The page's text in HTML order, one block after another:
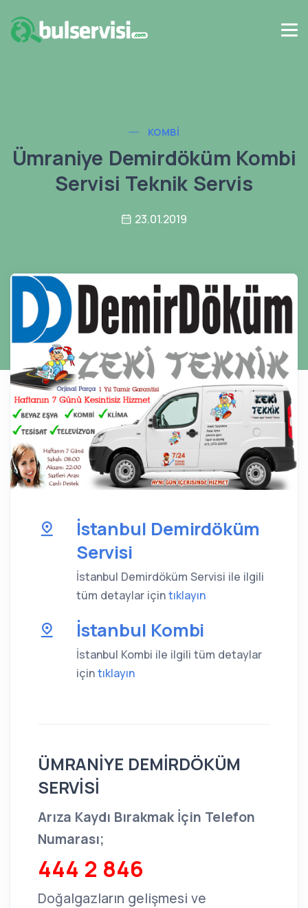
KOMBI
Ümraniye Demirdöküm Kombi
Servisi Teknik Servis
23.01.2019
İstanbul Demirdöküm
Servisi
İstanbul Demirdöküm Servisi ile ilgili
tüm detaylar içintıklayın
İstanbul Kombi
İstanbul Kombi ile ilgili tüm detaylar
içintıklayın
ÜMRANİYE DEMİRDÖKÜM
SERVİSİ
Arıza Kaydı Bırakmak İçin Telefon
Numarası;
444 2 846
Doğalgazların gelişmesi ve